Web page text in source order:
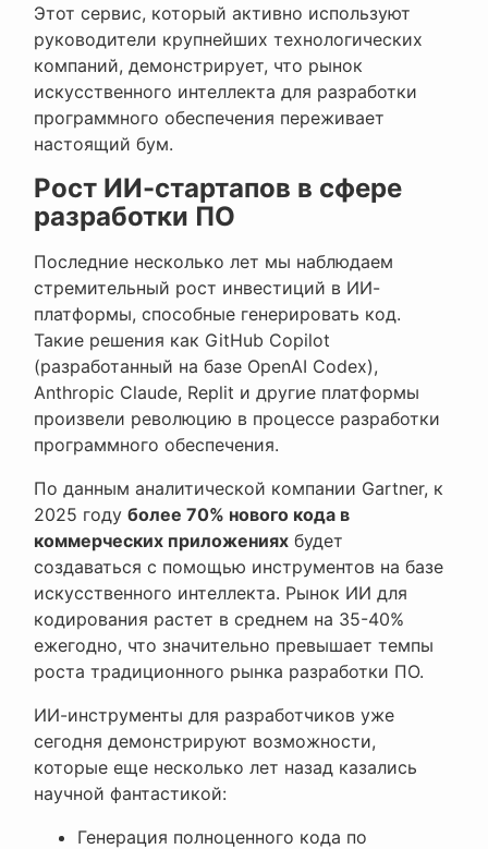
Этот сервис, который активно используют
руководители крупнейших технологических
компаний, демонстрирует, что рынок
искусственного интеллекта для разработки
программного обеспечения переживает
настоящий бум.
Рост ИИ-стартапов в сфере
разработки ПО
Последние несколько лет мы наблюдаем
стремительный рост инвестиций в ИИ-
платформы, способные генерировать код.
Такие решения как GitHub Copilot
(разработанный на базе OpenAI Codex),
Anthropic Claude, Replit и другие платформы
произвели революцию в процессе разработки
программного обеспечения.
По данным аналитической компании Gartner, к
2025 году более 70% нового кода в
коммерческих приложениях будет
создаваться с помощью инструментов на базе
искусственного интеллекта. Рынок ИИ для
кодирования растет в среднем на 35-40%
ежегодно, что значительно превышает темпы
роста традиционного рынка разработки ПО.
ИИ-инструменты для разработчиков уже
сегодня демонстрируют возможности,
которые еще несколько лет назад казались
научной фантастикой:
Генерация полноценного кода по